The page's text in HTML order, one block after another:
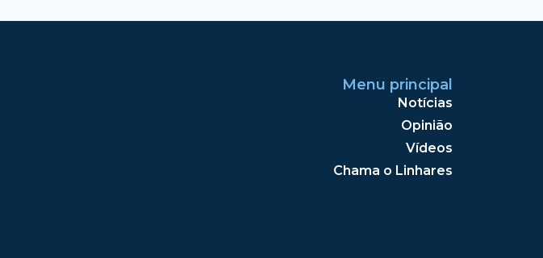
Menu principal
Notícias
Opinião
Vídeos
Chama o Linhares